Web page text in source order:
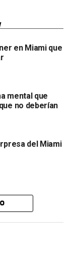
en Miami que
mental que
no deberían
del Miami